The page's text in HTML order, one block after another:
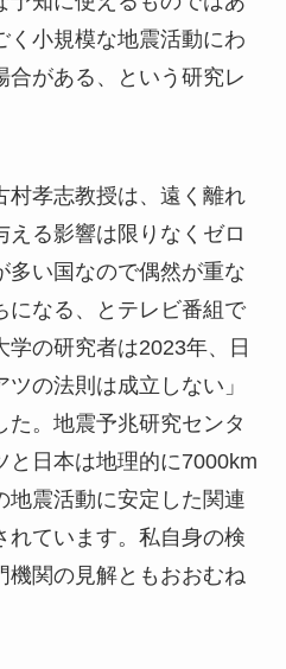
く小規模な地震活動にわ
合がある、という研究レ
村孝志教授は、遠く離れ
える影響は限りなくゼロ
多い国なので偶然が重な
になる、とテレビ番組で
の研究者は2023年、日
の法則は成立しない」
た。地震予兆研究センタ
と日本は地理的に7000km
地震活動に安定した関連
れています。私自身の検
機関の見解ともおおむね